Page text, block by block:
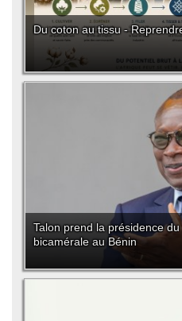
Du coton au tissu -
Talon prend la présidence
bicamérale au Bénin